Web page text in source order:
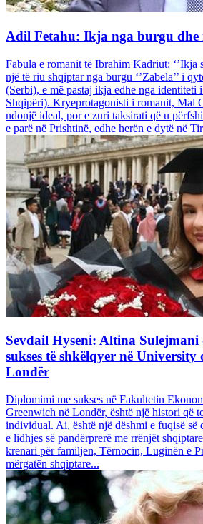
Adil Fetahu: Ikja nga burgu dhe
Fabula e romanit të Ibrahim Kadriut: ‘’Ikja
një të riu shqiptar nga burgu ‘’Zabela’’ i
(Serbi), e më pastaj ikja edhe nga identiteti
Shqipëri). Kryeprotagonisti i romanit, Mal
ndonjë ideal, por e zuri taksirati që u
e parë në Prishtinë, edhe herën e dytë në
Sevdail Hyseni: Altina
sukses të shkëlqyer në University
Londër
Diplomimi me sukses në Fakultetin
Greenwich në Londër, është një histori që
individual. Ai, është një dëshmi e fuqisë së
e lidhjes së pandërprerë me rrënjët
krenari për familjen, Tërnocin, Luginën e
mërgatën shqiptare...